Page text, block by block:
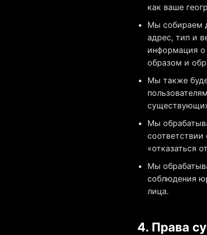
как ваше
Мы собираем
адрес, тип и
информация
образом и
Мы также
Мы
«отказаться
Мы
соблюдения
лица.
4. Права